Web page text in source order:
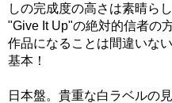
しの完成度の高さは素晴ら
"Give It Up"の絶対的信者の
作品になることは間違いない
基本！
日本盤。貴重な白ラベルの